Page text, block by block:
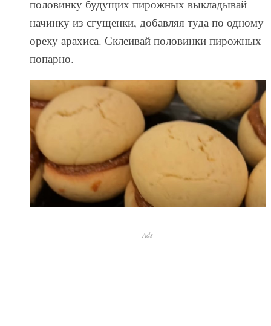
половинку будущих пирожных выкладывай
начинку из сгущенки, добавляя туда по одному
ореху арахиса. Склеивай половинки пирожных
попарно.
Ads